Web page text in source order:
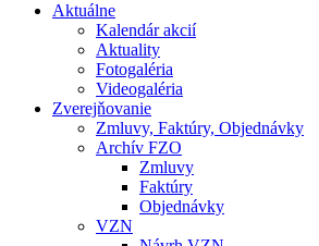
Aktuálne
Kalendár akcií
Aktuality
Fotogaléria
Videogaléria
Zverejňovanie
Zmluvy, Faktúry, Objednávky
Archív FZO
Zmluvy
Faktúry
Objednávky
VZN